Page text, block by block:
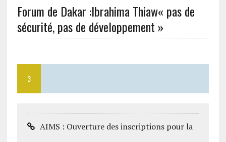
Forum de Dakar :Ibrahima Thiaw« pas de
sécurité, pas de développement »
3
AIMS : Ouverture des inscriptions pour la